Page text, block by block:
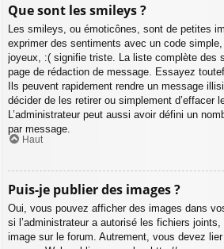
Que sont les smileys ?
Les smileys, ou émoticônes, sont de petites
exprimer des sentiments avec un code
joyeux, :( signifie triste. La liste complète des
page de rédaction de message. Essayez
Ils peuvent rapidement rendre un message
décider de les retirer ou simplement d’effacer
L’administrateur peut aussi avoir défini un
par message.
Haut
Puis-je publier des images ?
Oui, vous pouvez afficher des images dans
si l’administrateur a autorisé les fichiers
image sur le forum. Autrement, vous devez